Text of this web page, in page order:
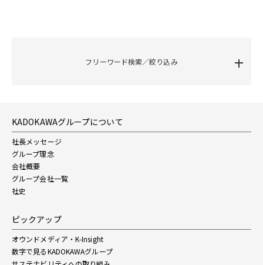
フリーワード検索／絞り込み
KADOKAWAグループについて
社長メッセージ
グループ理念
会社概要
グループ会社一覧
社史
ピックアップ
オウンドメディア・K-Insight
数字で見るKADOKAWAグループ